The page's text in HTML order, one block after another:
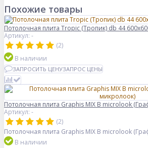
Похожие товары
Потолочная плита Tropic (Тропик) db 44
Артикул: -
(2)
В наличии
ЗАПРОСИТЬ ЦЕНУЗАПРОС ЦЕНЫ
Потолочная плита Graphis MIX B microlook
Артикул: -
(2)
Потолочная плита Graphis MIX B microlook
В наличии